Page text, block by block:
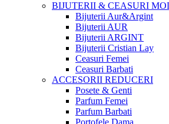
BIJUTERII & CEASURI
Bijuterii Aur&Argint
Bijuterii AUR
Bijuterii ARGINT
Bijuterii Cristian Lay
Ceasuri Femei
Ceasuri Barbati
ACCESORII REDUCERI
Posete & Genti
Parfum Femei
Parfum Barbati